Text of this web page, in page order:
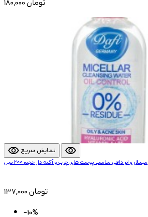
visibility نمایش سریع visibility
میسلار واتر دافی مناسب پوست های چرب و آکنه دار حجم 200 میل
137,000 تومان
-10%